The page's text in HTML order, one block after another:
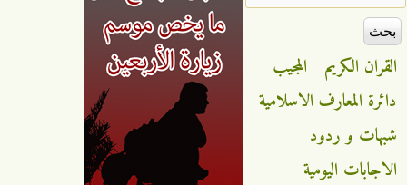
القران الكريم
المجيب
دائرة المعارف الاسلامية
شبهات و ردود
الاجابات اليومية